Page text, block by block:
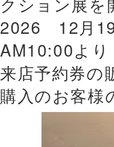
2026 12月19
AM10:00よ
来店予約券の
購入のお客様